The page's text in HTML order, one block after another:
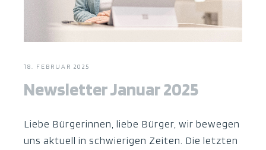
18. FEBRUAR 2025
Newsletter Januar 2025
Liebe Bürgerinnen, liebe Bürger, wir bewegen
uns aktuell in schwierigen Zeiten. Die letzten